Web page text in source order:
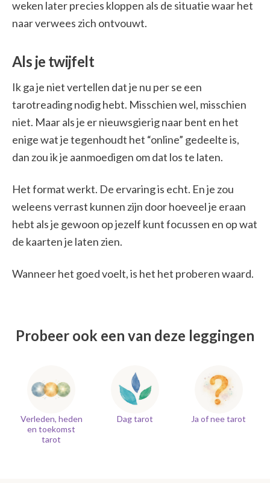
weken later precies kloppen als de situatie waar het
naar verwees zich ontvouwt.
Als je twijfelt
Ik ga je niet vertellen dat je nu per se een
tarotreading nodig hebt. Misschien wel, misschien
niet. Maar als je er nieuwsgierig naar bent en het
enige wat je tegenhoudt het “online” gedeelte is,
dan zou ik je aanmoedigen om dat los te laten.
Het format werkt. De ervaring is echt. En je zou
weleens verrast kunnen zijn door hoeveel je eraan
hebt als je gewoon op jezelf kunt focussen en op wat
de kaarten je laten zien.
Wanneer het goed voelt, is het het proberen waard.
Probeer ook een van deze leggingen
Verleden, heden
en toekomst
tarot
Dag tarot Ja of nee tarot